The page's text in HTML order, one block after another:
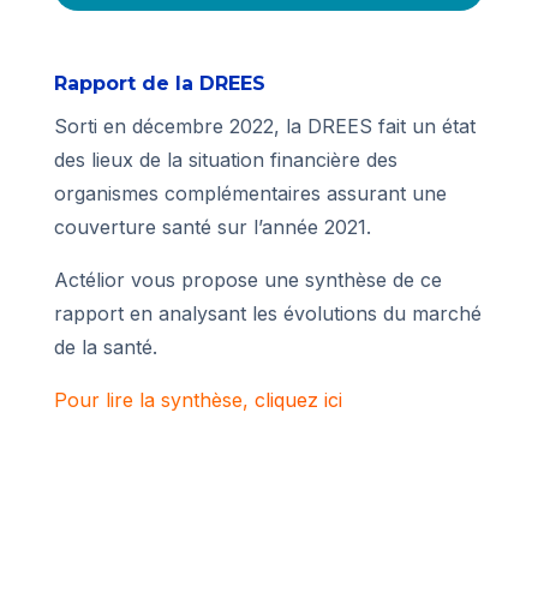
Rapport de la DREES
Sorti en décembre 2022, la DREES fait un état
des lieux de la situation financière des
organismes complémentaires assurant une
couverture santé sur l’année 2021.
Actélior vous propose une synthèse de ce
rapport en analysant les évolutions du marché
de la santé.
Pour lire la synthèse, cliquez ici